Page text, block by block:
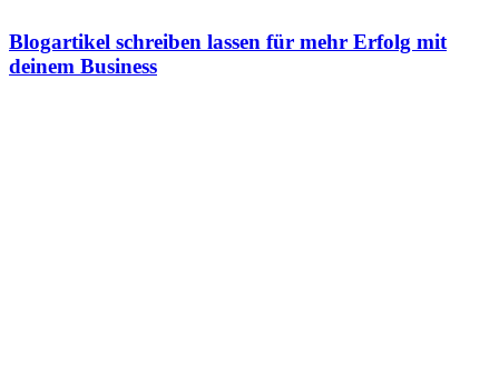
Blogartikel schreiben lassen für mehr Erfolg mit
deinem Business